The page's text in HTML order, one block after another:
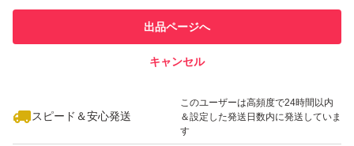
札）ボタンの下に記載されている所からも獲得出来るよう
取引について（4、5つ目の画像）をご確認の上、入札・
での取引実績があります
スピード&安心発送
※このバッジは実績に基づく表示であり、発送を保証しているものではあり
スピード＆安心発送
このユーザーは高頻度で24時間以内
＆設定した発送日数内に発送していま
す
出品ページへ
キャンセル